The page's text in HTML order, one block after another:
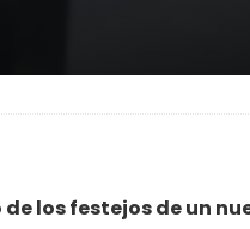
los festejos de un